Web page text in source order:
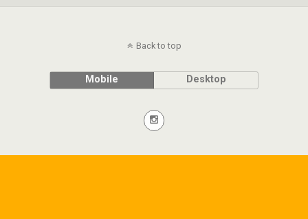
Back to top
Mobile Desktop